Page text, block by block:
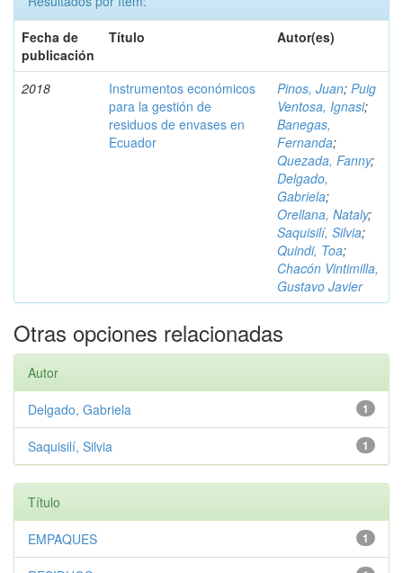
Fecha de
publicación
Título Autor(es)
2018
Instrumentos económicos
para la gestión de
residuos de envases en
Ecuador
Pinos, Juan; Puig
Ventosa, Ignasi;
Banegas,
Fernanda;
Quezada, Fanny;
Delgado,
Gabriela;
Orellana, Nataly;
Saquisilí, Silvia;
Quindi, Toa;
Chacón Vintimilla,
Gustavo Javier
Otras opciones relacionadas
Autor
1
Delgado, Gabriela
1
Saquisilí, Silvia
Título
1
EMPAQUES